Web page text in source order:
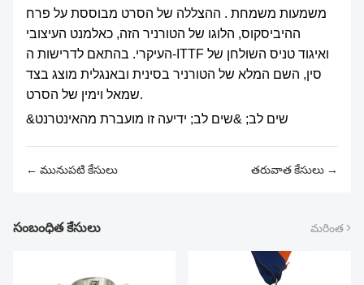
משמעות משמחת . ההצללה של הסרט מבוססת על פרח
ההיביסקוס, הלוגו של הטורניר הזה, כאלמנט העיצובי
העיקרי. בהתאם לדרישות ה-ITTF ואיגוד טניס השולחן של
סין, השם המלא של הטורניר בסינית ובאנגלית מוצג בצד
שמאל וימין של הסרט.
&שים לב; &שים לב; ידיעה זו מועברת מהאינטרנט
← మునుపటి కేసులు తరువాత కేసులు →
సంబంధిత కేసులు మరింత >